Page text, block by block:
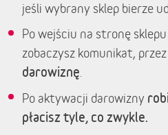
jeśli wybrany sklep bierze
Po wejściu na stronę
zobaczysz komunikat,
darowiznę
Po aktywacji darowizny
płacisz tyle, co zwykle.